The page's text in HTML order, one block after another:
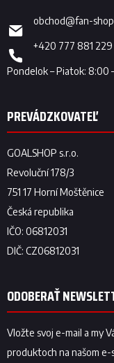
obchod@fan-
+420 777 881 229
ODOBERAŤ
Vložte svoj e-mail a my
produktoch na našom e-